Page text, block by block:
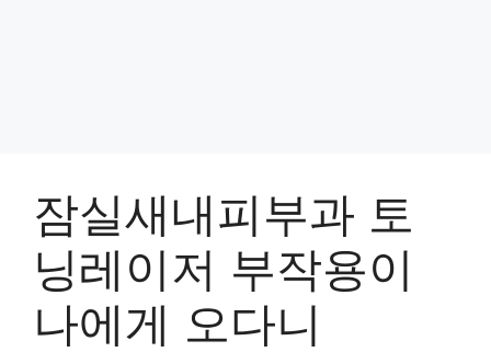
잠실새내피부과 토
닝레이저 부작용이
나에게 오다니